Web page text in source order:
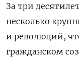
За три
несколько
и революций,
гражданском